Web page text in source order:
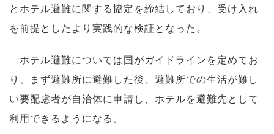
とホテル避難に関する協定を締結しており、受け入れ
を前提としたより実践的な検証となった。
ホテル避難については国がガイドラインを定めてお
り、まず避難所に避難した後、避難所での生活が難し
い要配慮者が自治体に申請し、ホテルを避難先として
利用できるようになる。